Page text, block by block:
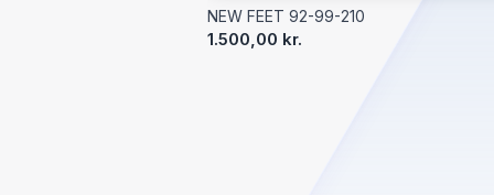
NEW FEET 92-99-210
1.500,00 kr.